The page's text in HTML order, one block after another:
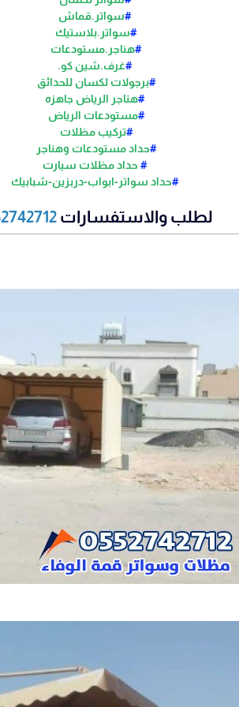
#سواتر.قماش
#سواتر.بلاستيك
#هناجر.مستودعات
#غرف.شين كو.
#برجولات لكسان للحدائق
#هناجر الرياض جاهزه
#مستودعات الرياض
#تركيب مظلات
#حداد مستودعات وهناجر
#حداد مظلات سيارت
#حداد سواتر-ابواب-دربزين-شبابيك
لطلب والاستفسارات